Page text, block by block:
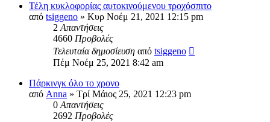
Τέλη κυκλοφορίας αυτοκινούμενου τροχόσπιτο
από tsiggeno » Κυρ Νοέμ 21, 2021 12:15 pm
2 Απαντήσεις
4660 Προβολές
Τελευταία δημοσίευση από tsiggeno
Πέμ Νοέμ 25, 2021 8:42 am
Πάρκινγκ όλο το χρονο
από Anna » Τρί Μάιος 25, 2021 12:23 pm
0 Απαντήσεις
2692 Προβολές